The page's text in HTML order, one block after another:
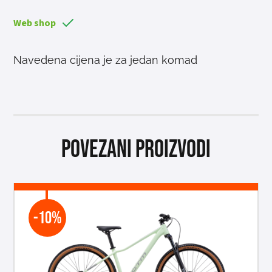
Web shop
Navedena cijena je za jedan komad
Povezani proizvodi
-10%